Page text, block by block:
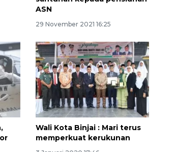
ASN
29 November 2021 16:25
Wali Kota Binjai : Mari terus
memperkuat kerukunan
ribu sambungan baru
gas 2026
2026-08-07 18:00:00